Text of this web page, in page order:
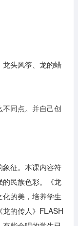
头风筝、龙的蜡
同点。并自己创
征。本课内容符
民族色彩。《龙
的美，培养学生
的传人》FLASH